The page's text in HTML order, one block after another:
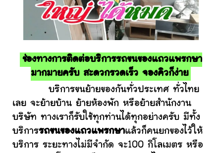
ช่องทางการติดต่อบริการรถขนของแถวแพรกษา
มากมายครับ สะดวกรวดเร็ว จองคิวก็ง่าย
บริการขนย้ายของกันทั่วประเทศ ทั่วไทย
เลย จะย้ายบ้าน ย้ายห้องพัก หรือย้ายสำนักงาน
บริษัท ทางเราก็รับใช้ทุกท่านได้ทุกอย่างครับ มีทั้ง
บริการรถขนของแถวแพรกษาแล้วก็คนยกของไว้ให้
บริการ ระยะทางไม่มีจำกัด จะ100 กิโลเมตร หรือ